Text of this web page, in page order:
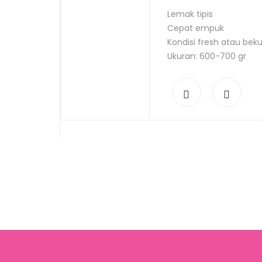
Lemak tipis
Cepat empuk
Kondisi fresh atau beku
Ukuran: 600-700 gr